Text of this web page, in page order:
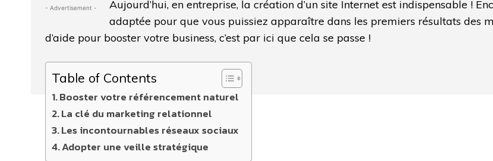
- Advertisement -
Aujourd’hui, en entreprise, la création d’un site Internet est indispensable !
adaptée pour que vous puissiez apparaître dans les premiers résultats des
d’aide pour booster votre business, c’est par ici que cela se passe !
Table of Contents
Booster votre référencement naturel
La clé du marketing relationnel
Les incontournables réseaux sociaux
Adopter une veille stratégique